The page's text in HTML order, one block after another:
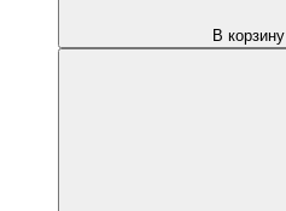
В корзину